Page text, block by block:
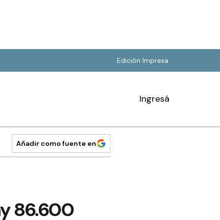
Edición Impresa
Ingresá
Añadir como fuente en
86.600